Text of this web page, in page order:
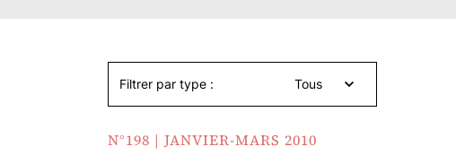
Filtrer par type : Tous
N°198 | JANVIER-MARS 2010